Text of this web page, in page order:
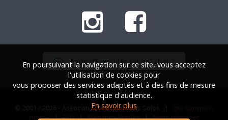
Envie de discuter sur le Tchat ?
© 2001 / 2026 • Association Française des Solos | Qui sommes-
nous ?|FAQ|Mentions légales|Nous contacter
En poursuivant la navigation sur ce site, vous acceptez
l'utilisation de cookies pour
vous proposer des services adaptés et à des fins de mesure
statistique d'audience.
En savoir plus